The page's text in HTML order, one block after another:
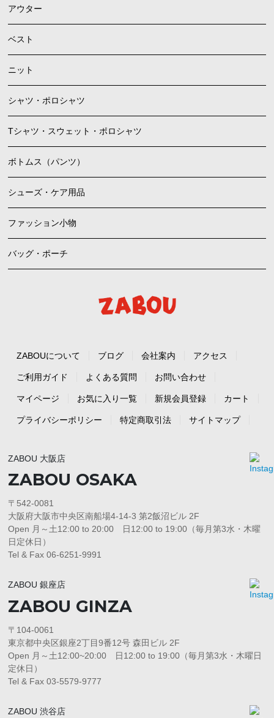
アウター
ベスト
ニット
シャツ・ポロシャツ
Tシャツ・スウェット・ポロシャツ
ボトムス（パンツ）
シューズ・ケア用品
ファッション小物
バッグ・ポーチ
ZABOUについて ブログ 会社案内 アクセス
ご利用ガイド よくある質問 お問い合わせ
マイページ お気に入り一覧 新規会員登録 カート
プライバシーポリシー 特定商取引法 サイトマップ
ZABOU 大阪店
ZABOU OSAKA
〒542-0081
大阪府大阪市中央区南船場4-14-3 第2飯沼ビル 2F
Open 月～土12:00 to 20:00 日12:00 to 19:00（毎月第3水・木曜
日定休日）
Tel & Fax 06-6251-9991
ZABOU 銀座店
ZABOU GINZA
〒104-0061
東京都中央区銀座2丁目9番12号 森田ビル 2F
Open 月～土12:00~20:00 日12:00 to 19:00（毎月第3水・木曜日
定休日）
Tel & Fax 03-5579-9777
ZABOU 渋谷店